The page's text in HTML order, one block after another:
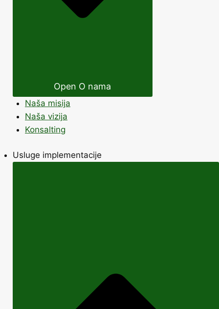
Open O nama
Naša misija
Naša vizija
Konsalting
Usluge implementacije